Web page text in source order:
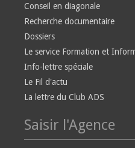
Conseil en diagonale
Recherche documentaire
Dossiers
Le service Formation et
Info-lettre spéciale
Le Fil d'actu
La lettre du Club ADS
Saisir l'Agence